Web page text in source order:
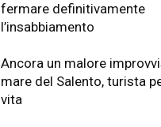
fermare definitivamente
l’insabbiamento
Ancora un malore
mare del Salento, turista
vita